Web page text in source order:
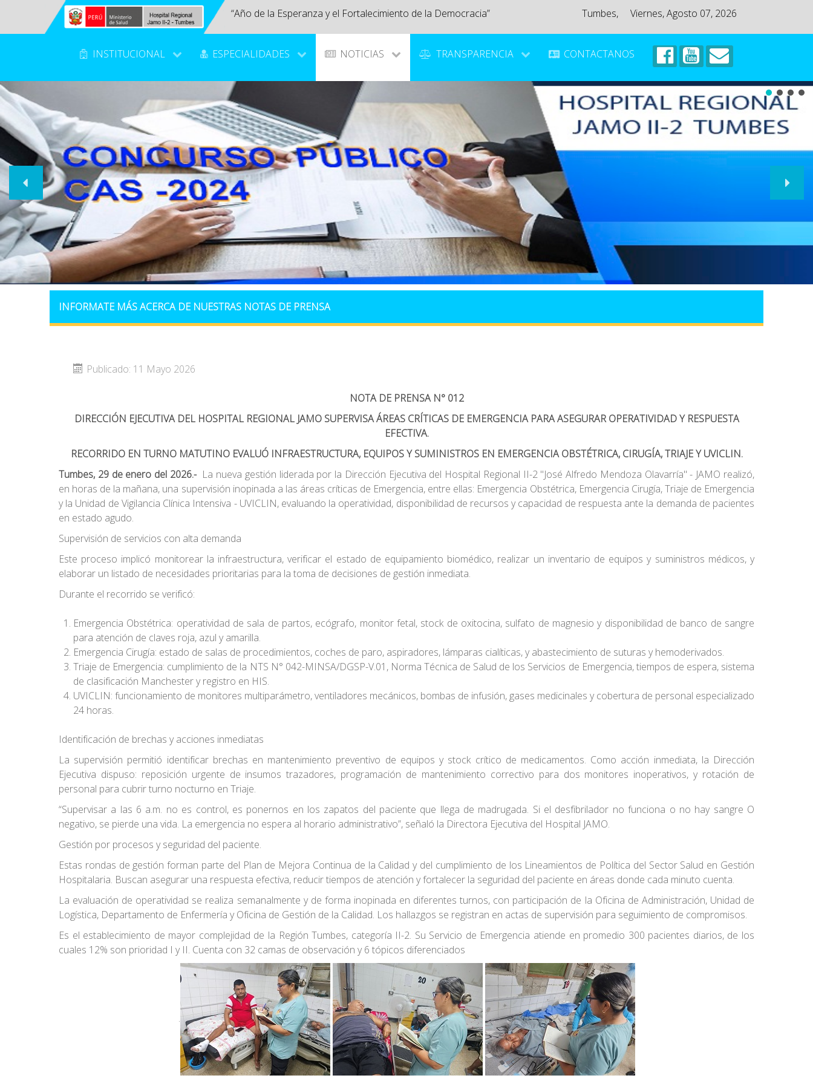
“Año de la Esperanza y el Fortalecimiento de la Democracia” Tumbes, Viernes, Agosto 07, 2026
INSTITUCIONAL ESPECIALIDADES NOTICIAS TRANSPARENCIA CONTACTANOS
INFORMATE MÁS ACERCA DE NUESTRAS NOTAS DE PRENSA
Publicado: 11 Mayo 2026
NOTA DE PRENSA N° 012
DIRECCIÓN EJECUTIVA DEL HOSPITAL REGIONAL JAMO SUPERVISA ÁREAS CRÍTICAS DE EMERGENCIA PARA ASEGURAR OPERATIVIDAD Y RESPUESTA
EFECTIVA.
RECORRIDO EN TURNO MATUTINO EVALUÓ INFRAESTRUCTURA, EQUIPOS Y SUMINISTROS EN EMERGENCIA OBSTÉTRICA, CIRUGÍA, TRIAJE Y UVICLIN.
Tumbes, 29 de enero del 2026.-La nueva gestión liderada por la Dirección Ejecutiva del Hospital Regional II-2 "José Alfredo Mendoza Olavarría" - JAMO realizó,
en horas de la mañana, una supervisión inopinada a las áreas críticas de Emergencia, entre ellas: Emergencia Obstétrica, Emergencia Cirugía, Triaje de Emergencia
y la Unidad de Vigilancia Clínica Intensiva - UVICLIN, evaluando la operatividad, disponibilidad de recursos y capacidad de respuesta ante la demanda de pacientes
en estado agudo.
Supervisión de servicios con alta demanda
Este proceso implicó monitorear la infraestructura, verificar el estado de equipamiento biomédico, realizar un inventario de equipos y suministros médicos, y
elaborar un listado de necesidades prioritarias para la toma de decisiones de gestión inmediata.
Durante el recorrido se verificó:
Emergencia Obstétrica: operatividad de sala de partos, ecógrafo, monitor fetal, stock de oxitocina, sulfato de magnesio y disponibilidad de banco de sangre
para atención de claves roja, azul y amarilla.
Emergencia Cirugía: estado de salas de procedimientos, coches de paro, aspiradores, lámparas cialíticas, y abastecimiento de suturas y hemoderivados.
Triaje de Emergencia: cumplimiento de la NTS N° 042-MINSA/DGSP-V.01, Norma Técnica de Salud de los Servicios de Emergencia, tiempos de espera, sistema
de clasificación Manchester y registro en HIS.
UVICLIN: funcionamiento de monitores multiparámetro, ventiladores mecánicos, bombas de infusión, gases medicinales y cobertura de personal especializado
24 horas.
Identificación de brechas y acciones inmediatas
La supervisión permitió identificar brechas en mantenimiento preventivo de equipos y stock crítico de medicamentos. Como acción inmediata, la Dirección
Ejecutiva dispuso: reposición urgente de insumos trazadores, programación de mantenimiento correctivo para dos monitores inoperativos, y rotación de
personal para cubrir turno nocturno en Triaje.
“Supervisar a las 6 a.m. no es control, es ponernos en los zapatos del paciente que llega de madrugada. Si el desfibrilador no funciona o no hay sangre O
negativo, se pierde una vida. La emergencia no espera al horario administrativo”, señaló la Directora Ejecutiva del Hospital JAMO.
Gestión por procesos y seguridad del paciente.
Estas rondas de gestión forman parte del Plan de Mejora Continua de la Calidad y del cumplimiento de los Lineamientos de Política del Sector Salud en Gestión
Hospitalaria. Buscan asegurar una respuesta efectiva, reducir tiempos de atención y fortalecer la seguridad del paciente en áreas donde cada minuto cuenta.
La evaluación de operatividad se realiza semanalmente y de forma inopinada en diferentes turnos, con participación de la Oficina de Administración, Unidad de
Logística, Departamento de Enfermería y Oficina de Gestión de la Calidad. Los hallazgos se registran en actas de supervisión para seguimiento de compromisos.
Es el establecimiento de mayor complejidad de la Región Tumbes, categoría II-2. Su Servicio de Emergencia atiende en promedio 300 pacientes diarios, de los
cuales 12% son prioridad I y II. Cuenta con 32 camas de observación y 6 tópicos diferenciados
.